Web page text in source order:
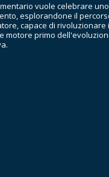
vuole celebrare
esplorandone il
capace di rivoluzionare
motore primo